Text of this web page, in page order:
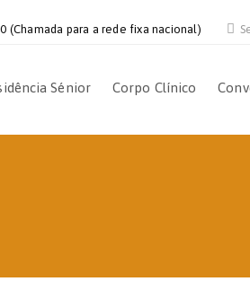
(Chamada para a rede fixa nacional)
Sénior Corpo Clínico